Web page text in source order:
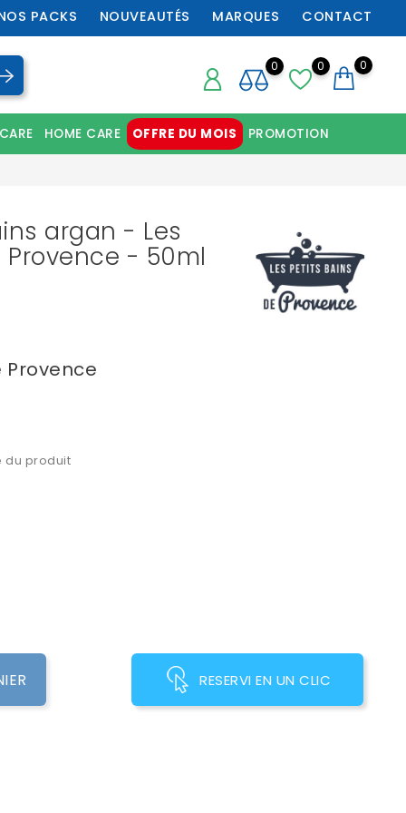
PACKS NOUVEAUTÉS MARQUES CONTACT
0 0
0
HOME CARE OFFRE DU MOIS PROMOTION
argan - Les
Provence - 50ml
Provence
du produit
RESERVI EN UN CLIC